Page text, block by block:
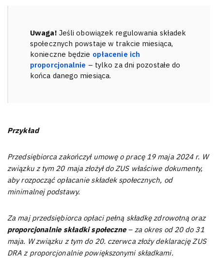
Uwaga! Jeśli obowiązek regulowania składek
społecznych powstaje w trakcie miesiąca,
konieczne będzie opłacenie ich
proporcjonalnie – tylko za dni pozostałe do
końca danego miesiąca.
Przykład
Przedsiębiorca zakończył umowę o pracę 19 maja 2024 r. W
związku z tym 20 maja złożył do ZUS właściwe dokumenty,
aby rozpocząć opłacanie składek społecznych, od
minimalnej podstawy.
Za maj przedsiębiorca opłaci pełną składkę zdrowotną oraz
proporcjonalnie składki społeczne– za okres od 20 do 31
maja. W związku z tym do 20. czerwca złoży deklarację ZUS
DRA z proporcjonalnie powiększonymi składkami.